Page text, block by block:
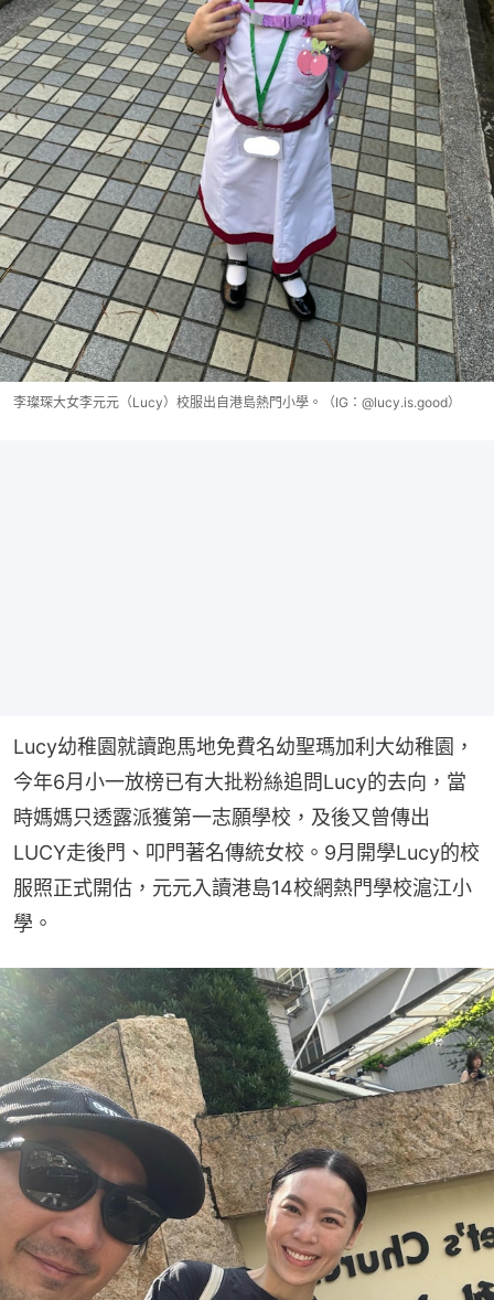
李璨琛大女李元元（Lucy）校服出自港島熱門小學。（IG：@lucy.is.good）
Lucy幼稚園就讀跑馬地免費名幼聖瑪加利大幼稚園，
今年6月小一放榜已有大批粉絲追問Lucy的去向，當
時媽媽只透露派獲第一志願學校，及後又曾傳出
LUCY走後門、叩門著名傳統女校。9月開學Lucy的校
服照正式開估，元元入讀港島14校網熱門學校滬江小
學。